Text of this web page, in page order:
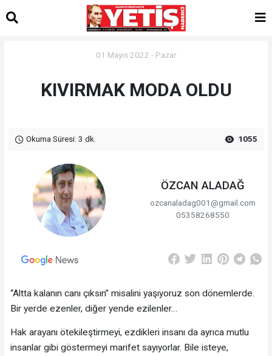
01 Mayıs 2022 - Pazar
KIVIRMAK MODA OLDU
Okuma Süresi: 3 dk. 1055
ÖZCAN ALADAĞ
ozcanaladag001@gmail.com
05358268550
“Altta kalanın canı çıksın” misalini yaşıyoruz son dönemlerde.
Bir yerde ezenler, diğer yende ezilenler…
Hak arayanı ötekileştirmeyi, ezdikleri insanı da ayrıca mutlu
insanlar gibi göstermeyi marifet sayıyorlar. Bile isteye,